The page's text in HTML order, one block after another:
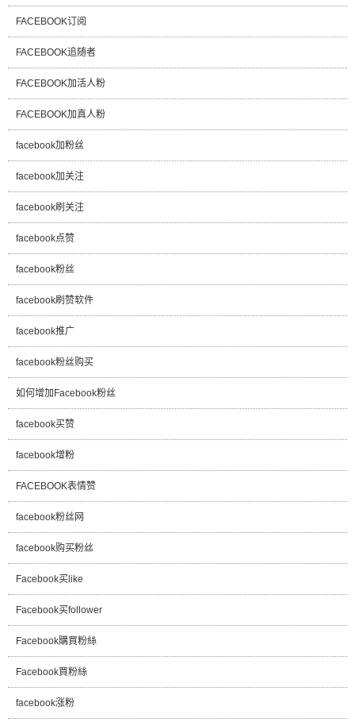
FACEBOOK订阅
FACEBOOK追随者
FACEBOOK加活人粉
FACEBOOK加真人粉
facebook加粉丝
facebook加关注
facebook刷关注
facebook点赞
facebook粉丝
facebook刷赞软件
facebook推广
facebook粉丝购买
如何增加Facebook粉丝
facebook买赞
facebook增粉
FACEBOOK表情赞
facebook粉丝网
facebook购买粉丝
Facebook买like
Facebook买follower
Facebook購買粉絲
Facebook買粉絲
facebook涨粉